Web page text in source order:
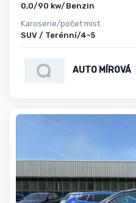
0,0/90 kw/Benzin
Karoserie/počet míst
SUV / Terénní/4-5
AUTO MÍROVÁ